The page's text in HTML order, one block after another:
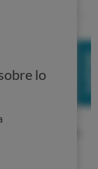
esté
células del
cuando
lo